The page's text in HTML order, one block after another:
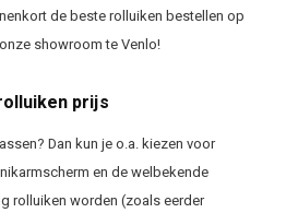
de beste rolluiken bestellen op
showroom te Venlo!
prijs
Dan kun je o.a. kiezen voor
en de welbekende
rolluiken worden (zoals eerder